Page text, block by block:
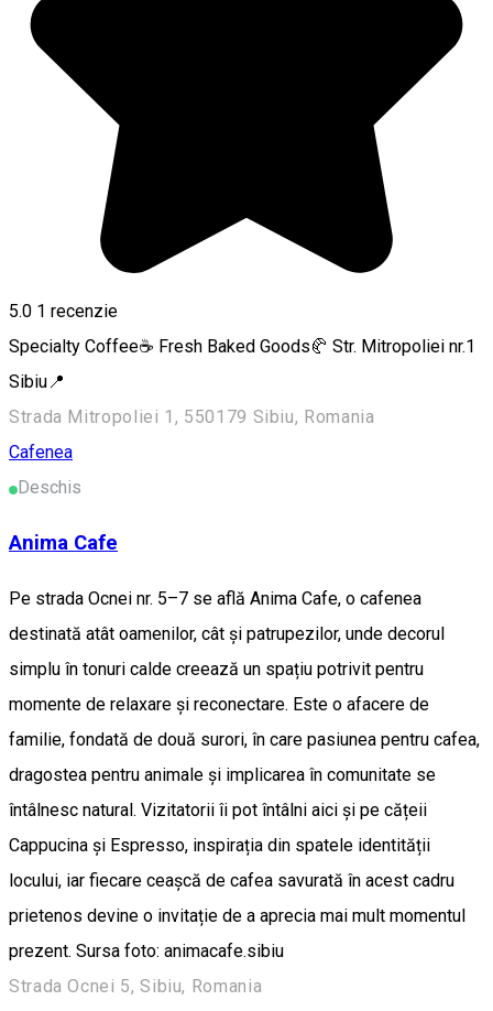
5.0 1 recenzie
Specialty Coffee☕ Fresh Baked Goods🥐 Str. Mitropoliei nr.1
Sibiu📍
Strada Mitropoliei 1, 550179 Sibiu, Romania
Cafenea
Deschis
Anima Cafe
Pe strada Ocnei nr. 5–7 se află Anima Cafe, o cafenea
destinată atât oamenilor, cât și patrupezilor, unde decorul
simplu în tonuri calde creează un spațiu potrivit pentru
momente de relaxare și reconectare. Este o afacere de
familie, fondată de două surori, în care pasiunea pentru cafea,
dragostea pentru animale și implicarea în comunitate se
întâlnesc natural. Vizitatorii îi pot întâlni aici și pe cățeii
Cappucina și Espresso, inspirația din spatele identității
locului, iar fiecare ceașcă de cafea savurată în acest cadru
prietenos devine o invitație de a aprecia mai mult momentul
prezent. Sursa foto: animacafe.sibiu
Strada Ocnei 5, Sibiu, Romania